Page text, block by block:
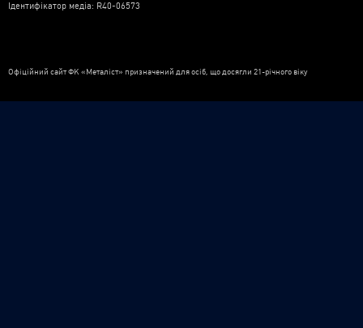
Ідентифікатор медіа: R40-06573
Офіційний сайт ФК «Металіст» призначений для осіб, що досягли 21-річного віку